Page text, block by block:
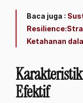
Baca juga :
Ketahanan
Efektif